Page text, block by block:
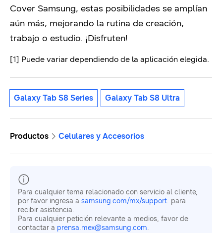
Cover Samsung, estas posibilidades se amplían
aún más, mejorando la rutina de creación,
trabajo o estudio. ¡Disfruten!
[1] Puede variar dependiendo de la aplicación elegida.
Galaxy Tab S8 Series Galaxy Tab S8 Ultra
Productos Celulares y Accesorios
Para cualquier tema relacionado con servicio al cliente,
por favor ingresa a samsung.com/mx/support. para
recibir asistencia.
Para cualquier petición relevante a medios, favor de
contactar a prensa.mex@samsung.com.